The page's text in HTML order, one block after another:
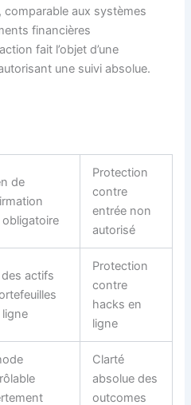
aux systèmes
financières
fait l’objet d’une
une suivi absolue.
de
obligatoire
Protection
contre
entrée non
autorisé
actifs
Protection
contre
hacks en
ligne
Clarté
absolue des
outcomes